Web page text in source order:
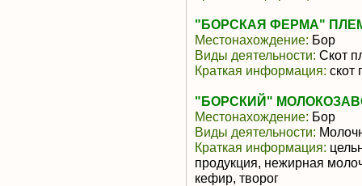
"БОРСКАЯ ФЕРМА"
Местонахождение: Бор
Виды деятельности: Скот
Краткая информация: скот
"БОРСКИЙ"
Местонахождение: Бор
Виды деятельности:
Краткая информация:
продукция, нежирная
кефир, творог